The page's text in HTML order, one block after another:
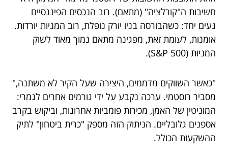
חשיבות ה"קורלציה" (מתאם). רוב הנכסים הפיננסיים
נעים יחד: כשהבורסה בניו יורק נופלת, רוב המניות יורדות.
אומנות, לעומת זאת, מפגינה מתאם נמוך מאוד לשוק
המניות (S&P 500).
"כאשר השווקים מדממים, היצירה שעל הקיר לא משתנה,"
מסביר רוסטמי. ערכה נקבע על ידי גורמים אחרים לגמרי:
המוניטין של האמן, מכירות פומביות אחרונות, וביקוש בקרב
אספנים גלובליים. הניתוק הזה מספק "כרית ביטחון" לתיק
ההשקעות הכולל.